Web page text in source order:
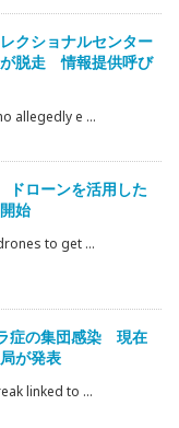
クショナルセンター
脱走 情報提供呼び
allegedly e ...
ドローンを活用した
始
to get ...
症の集団感染 現在
が発表
linked to ...